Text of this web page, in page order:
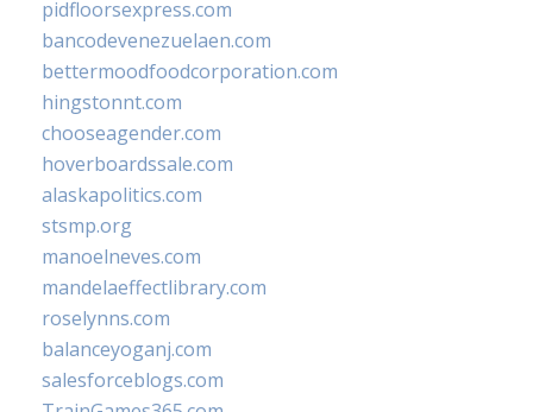
pidfloorsexpress.com
bancodevenezuelaen.com
bettermoodfoodcorporation.com
hingstonnt.com
chooseagender.com
hoverboardssale.com
alaskapolitics.com
stsmp.org
manoelneves.com
mandelaeffectlibrary.com
roselynns.com
balanceyoganj.com
salesforceblogs.com